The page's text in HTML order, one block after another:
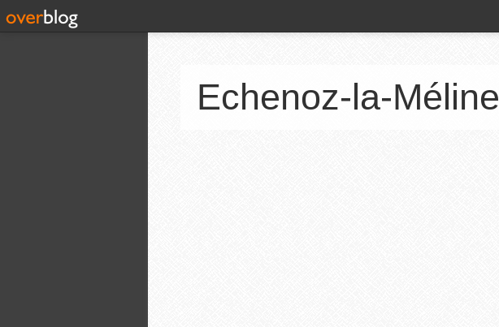
Echenoz-la-Méline